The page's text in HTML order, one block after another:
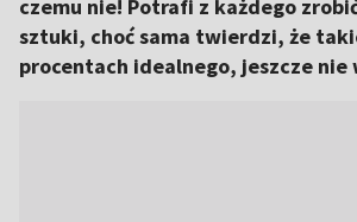
czemu nie! Potrafi z każdego
sztuki, choć sama twierdzi, że
procentach idealnego, jeszcze nie